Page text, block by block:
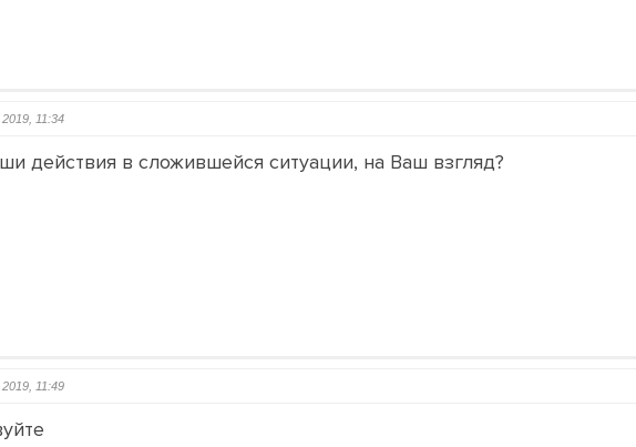
11:34
действия в сложившейся ситуации, на Ваш взгляд?
11:49